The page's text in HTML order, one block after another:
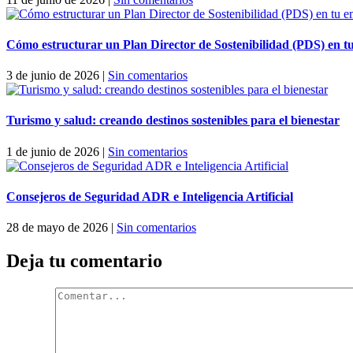
Cómo estructurar un Plan Director de Sostenibilidad (PDS) en
3 de junio de 2026 | Sin comentarios
Turismo y salud: creando destinos sostenibles para el bienestar
1 de junio de 2026 | Sin comentarios
Consejeros de Seguridad ADR e Inteligencia Artificial
28 de mayo de 2026 | Sin comentarios
Deja tu comentario